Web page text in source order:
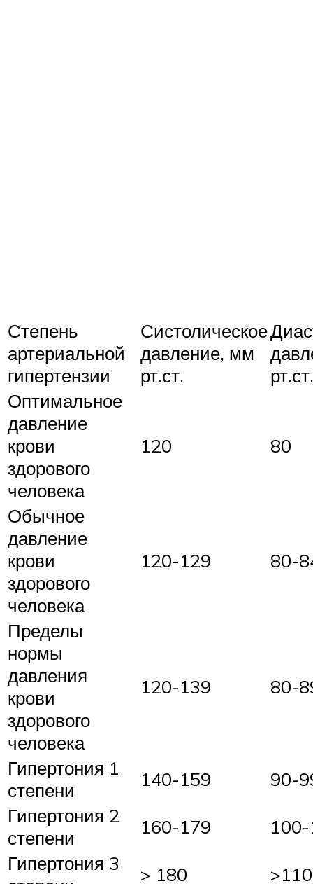
Степень
артериальной
гипертензии
Систолическое
давление, мм
рт.ст.
рт.ст.
Оптимальное
давление
крови
здорового
человека
120 80
Обычное
давление
крови
здорового
человека
120-129 80-
Пределы
нормы
давления
крови
здорового
человека
120-139 80-
Гипертония 1
степени
140-159
90-
Гипертония 2
степени
160-179
Гипертония 3
> 180 >110